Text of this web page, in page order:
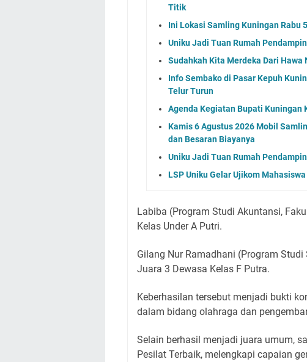
Titik
Ini Lokasi Samling Kuningan Rabu
Uniku Jadi Tuan Rumah
Sudahkah Kita Merdeka Dari Hawa
Info Sembako di Pasar Kepuh
Telur Turun
Agenda Kegiatan Bupati Kuningan
Kamis 6 Agustus 2026 Mobil
dan Besaran Biayanya
Uniku Jadi Tuan Rumah
LSP Uniku Gelar Ujikom
Labiba (Program Studi Akuntansi,
Kelas Under A Putri.
Gilang Nur Ramadhani (Program
Juara 3 Dewasa Kelas F Putra.
Keberhasilan tersebut menjadi bukti
dalam bidang olahraga dan
Selain berhasil menjadi juara umum,
Pesilat Terbaik, melengkapi capaian